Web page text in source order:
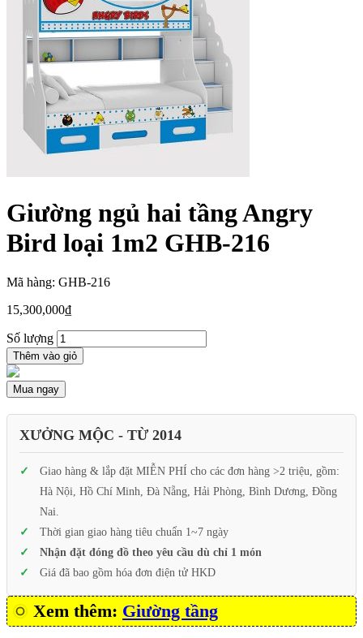
Giường ngủ hai tầng Angry
Bird loại 1m2 GHB-216
Mã hàng: GHB-216
15,300,000₫
Số lượng
Thêm vào giỏ
Mua ngay
XƯỞNG MỘC - TỪ 2014
Giao hàng & lắp đặt MIỄN PHÍ cho các đơn hàng >2 triệu, gồm:
Hà Nội, Hồ Chí Minh, Đà Nẵng, Hải Phòng, Bình Dương, Đồng
Nai.
Thời gian giao hàng tiêu chuẩn 1~7 ngày
Nhận đặt đóng đồ theo yêu cầu dù chỉ 1 món
Giá đã bao gồm hóa đơn điện tử HKD
Xem thêm: Giường tầng